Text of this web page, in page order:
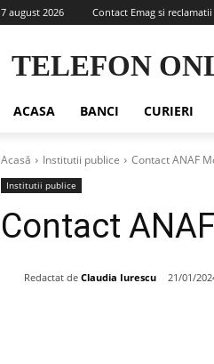
7 august 2026 Contact Emag si reclamatii
TELEFON
ACASA BANCI CURIERI
Acasă Institutii publice Contact ANAF
Institutii publice
Contact
Redactat de Claudia Iurescu 21/01/